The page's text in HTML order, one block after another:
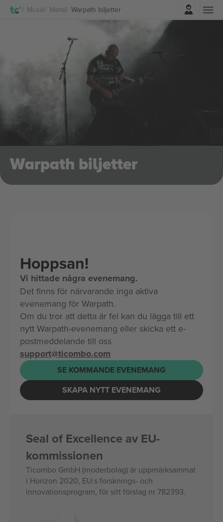
Musik Metal Warpath biljetter
Warpath biljetter
Hoppsan!
Vi hittade några evenemang.
Det finns för närvarande inga aktiva
evenemang för Warpath.
Om du tror att detta är fel kan du lägga till ett
nytt Warpath-evenemang eller skicka ett e-
postmeddelande till oss
support@ticombo.com
SE KOMMANDE EVENEMANG
SKAPA NYTT EVENEMANG
Seal of Excellence av EU-
kommissionen
Ticombo GmbH (moderbolag) är uppmärksammat
i Horizon 2020, EU:s forsknings- och
innovationsprogram, för sitt förslag nr 782393.